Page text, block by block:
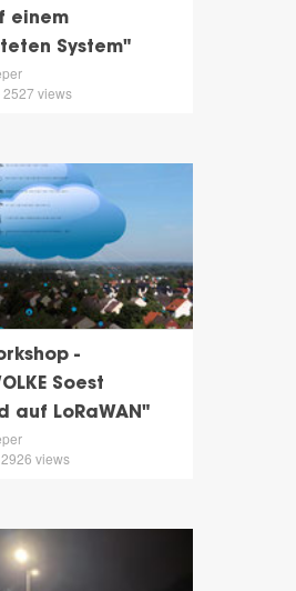
einem
System"
views
-
Soest
auf LoRaWAN"
views